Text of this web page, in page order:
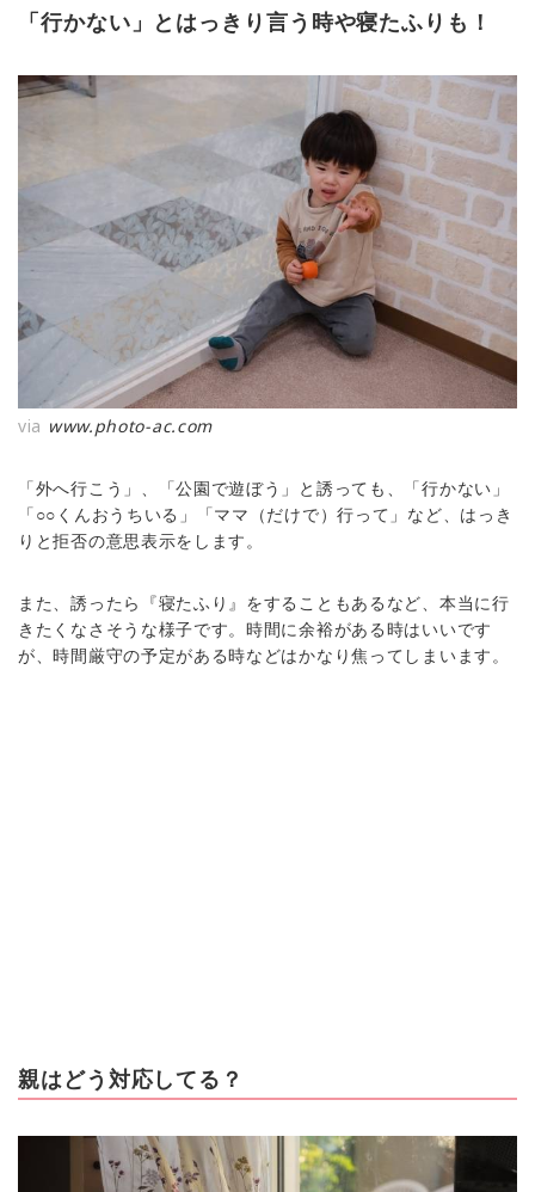
「行かない」とはっきり言う時や寝たふりも！
via www.photo-ac.com
「外へ行こう」、「公園で遊ぼう」と誘っても、「行かない」
「○○くんおうちいる」「ママ（だけで）行って」など、はっき
りと拒否の意思表示をします。
また、誘ったら『寝たふり』をすることもあるなど、本当に行
きたくなさそうな様子です。時間に余裕がある時はいいです
が、時間厳守の予定がある時などはかなり焦ってしまいます。
親はどう対応してる？